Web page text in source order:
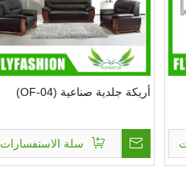
أريكة جلدية صناعية (OF-04)
سلة الاستفسارات